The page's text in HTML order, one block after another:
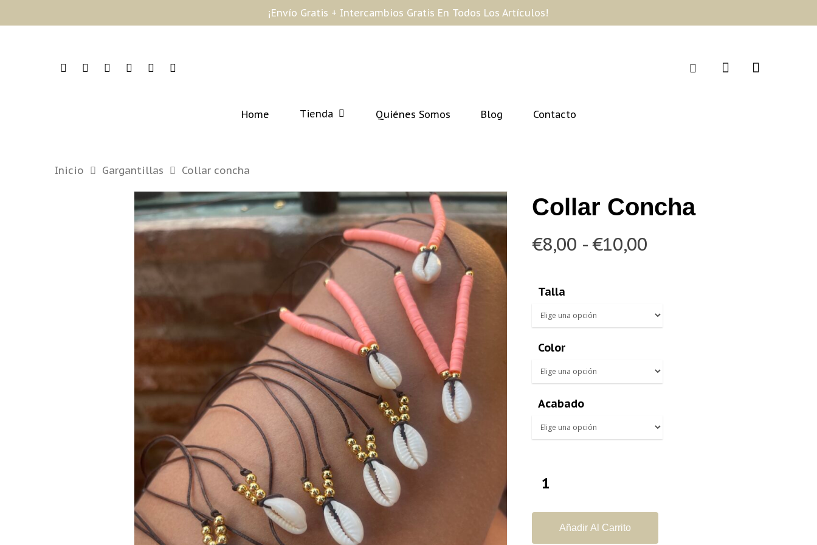
¡Envío Gratis + Intercambios Gratis En Todos Los Artículos!
Hit enter to search or ESC to close
Home Tienda Quiénes Somos Blog Contacto
Inicio Gargantillas Collar concha
Collar Concha
€8,00 - €10,00Rango
€8,00
hasta
Talla
Color
Acabado
Añadir Al Carrito